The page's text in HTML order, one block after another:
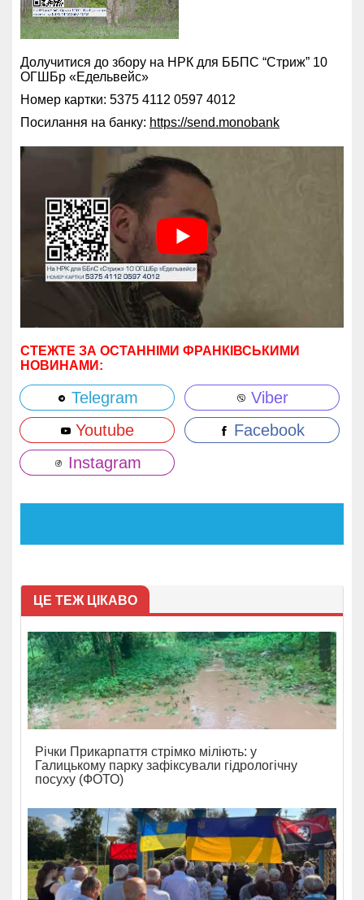
Долучитися до збору на НРК для ББПС “Стриж” 10
ОГШБр «Едельвейс»
Номер картки: 5375 4112 0597 4012
Посилання на банку: https://send.monobank
СТЕЖТЕ ЗА ОСТАННІМИ ФРАНКІВСЬКИМИ
НОВИНАМИ:
Telegram
Viber
Youtube
Facebook
Instagram
ЦЕ ТЕЖ ЦІКАВО
Річки Прикарпаття стрімко міліють: у
Галицькому парку зафіксували гідрологічну
посуху (ФОТО)